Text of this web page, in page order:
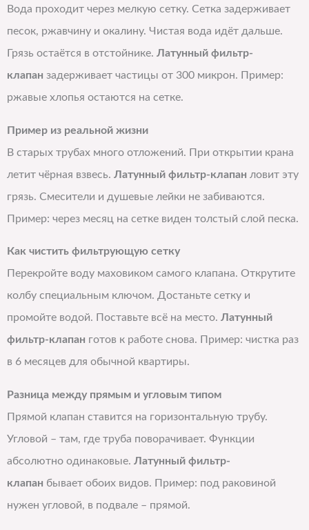
Вода проходит через мелкую сетку. Сетка задерживает
песок, ржавчину и окалину. Чистая вода идёт дальше.
Грязь остаётся в отстойнике. Латунный фильтр-
клапан задерживает частицы от 300 микрон. Пример:
ржавые хлопья остаются на сетке.
Пример из реальной жизни
В старых трубах много отложений. При открытии крана
летит чёрная взвесь. Латунный фильтр-клапан ловит эту
грязь. Смесители и душевые лейки не забиваются.
Пример: через месяц на сетке виден толстый слой песка.
Как чистить фильтрующую сетку
Перекройте воду маховиком самого клапана. Открутите
колбу специальным ключом. Достаньте сетку и
промойте водой. Поставьте всё на место. Латунный
фильтр-клапан готов к работе снова. Пример: чистка раз
в 6 месяцев для обычной квартиры.
Разница между прямым и угловым типом
Прямой клапан ставится на горизонтальную трубу.
Угловой – там, где труба поворачивает. Функции
абсолютно одинаковые. Латунный фильтр-
клапан бывает обоих видов. Пример: под раковиной
нужен угловой, в подвале – прямой.